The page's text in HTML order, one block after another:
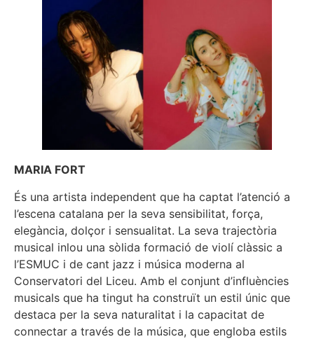
MARIA FORT
És una artista independent que ha captat l’atenció a
l’escena catalana per la seva sensibilitat, força,
elegància, dolçor i sensualitat. La seva trajectòria
musical inlou una sòlida formació de violí clàssic a
l’ESMUC i de cant jazz i música moderna al
Conservatori del Liceu. Amb el conjunt d’influències
musicals que ha tingut ha construït un estil únic que
destaca per la seva naturalitat i la capacitat de
connectar a través de la música, que engloba estils